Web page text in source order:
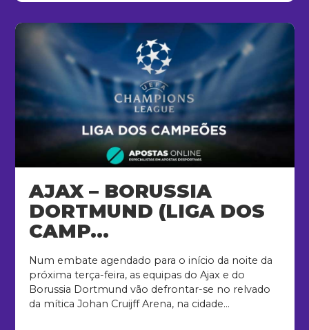
AJAX – BORUSSIA
DORTMUND (LIGA DOS
CAMP...
Num embate agendado para o início da noite da
próxima terça-feira, as equipas do Ajax e do
Borussia Dortmund vão defrontar-se no relvado
da mítica Johan Cruijff Arena, na cidade...